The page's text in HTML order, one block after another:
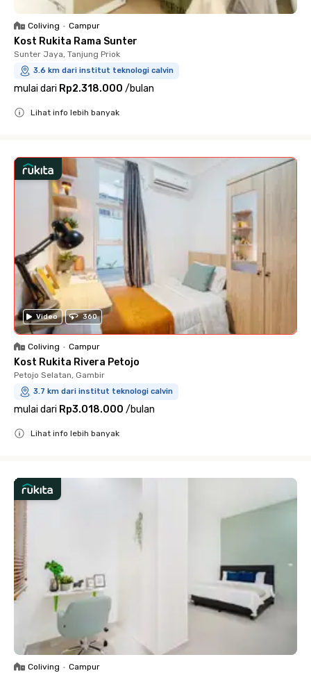
Coliving • Campur
Kost Rukita Rama Sunter
Sunter Jaya, Tanjung Priok
3.6 km dari institut teknologi calvin
mulai dari Rp2.318.000 /bulan
Lihat info lebih banyak
Video 360
Coliving • Campur
Kost Rukita Rivera Petojo
Petojo Selatan, Gambir
3.7 km dari institut teknologi calvin
mulai dari Rp3.018.000 /bulan
Lihat info lebih banyak
Coliving • Campur